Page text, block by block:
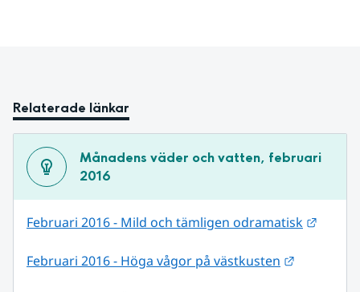
Relaterade länkar
Månadens väder och vatten, februari
2016
Februari 2016 - Mild och tämligen odramatisk
Februari 2016 - Höga vågor på västkusten